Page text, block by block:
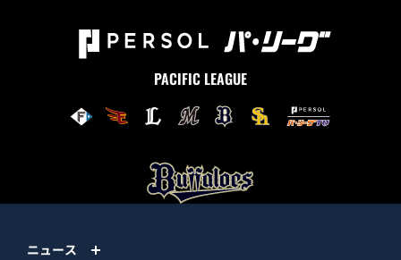
PACIFIC LEAGUE
ニュース